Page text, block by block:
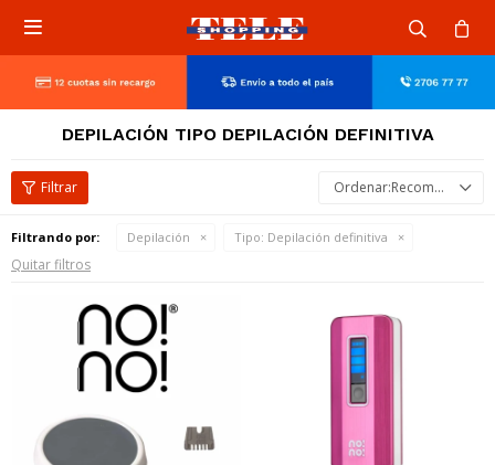

DEPILACIÓN TIPO DEPILACIÓN DEFINITIVA
Recomendados
Filtrando por: Depilación Tipo: Depilación definitiva
Quitar filtros